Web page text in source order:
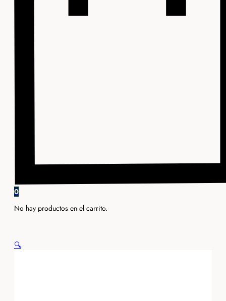
0
No hay productos en el carrito.
🔍